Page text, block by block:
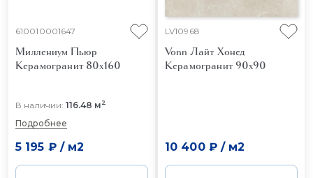
610010001647
Миллениум Пьюр
Керамогранит 80x160
В наличии: 116.48 м2
Подробнее
5 195 ₽/ м2
LV10968
Vonn Лайт Хонед
Керамогранит 90x90
10 400 ₽/ м2